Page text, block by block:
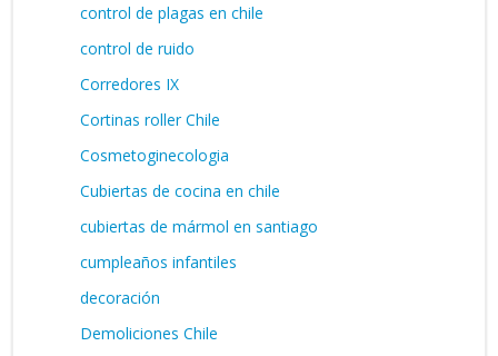
control de plagas en chile
control de ruido
Corredores IX
Cortinas roller Chile
Cosmetoginecologia
Cubiertas de cocina en chile
cubiertas de mármol en santiago
cumpleaños infantiles
decoración
Demoliciones Chile